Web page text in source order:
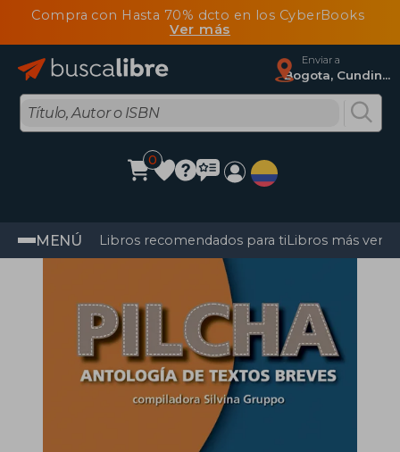
Compra con Hasta 70% dcto en los CyberBooks
Ver más
Enviar a
Bogota, Cundinamarca
0
MENÚ Libros recomendados para tiLibros más